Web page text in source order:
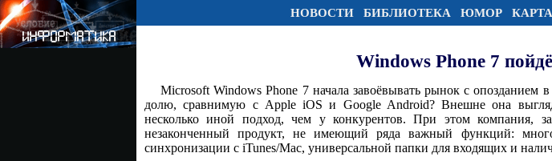
НОВОСТИ БИБЛИОТЕКА ЮМОР
Windows Phone 7
Microsoft Windows Phone 7 начала завоёвывать рынок с опозданием
долю, сравнимую с Apple iOS и Google Android? Внешне она
несколько иной подход, чем у конкурентов. При этом компания,
незаконченный продукт, не имеющий ряда важный функций:
синхронизации с iTunes/Mac, универсальной папки для входящих и